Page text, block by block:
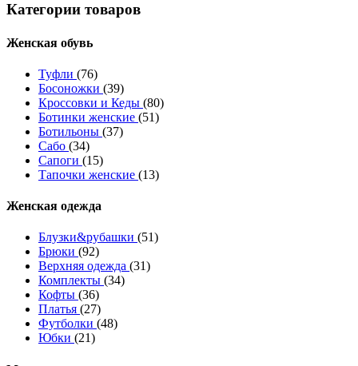
Категории товаров
Женcкая обувь
Туфли (76)
Босоножки (39)
Кроссовки и Кеды (80)
Ботинки женские (51)
Ботильоны (37)
Сабо (34)
Сапоги (15)
Тапочки женские (13)
Женская одежда
Блузки&рубашки (51)
Брюки (92)
Верхняя одежда (31)
Комплекты (34)
Кофты (36)
Платья (27)
Футболки (48)
Юбки (21)